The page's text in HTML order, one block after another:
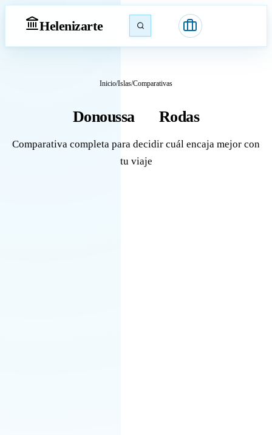
Helenizarte
Inicio/Islas/Comparativas
Donoussa Rodas
Comparativa completa para decidir cuál encaja mejor con
tu viaje